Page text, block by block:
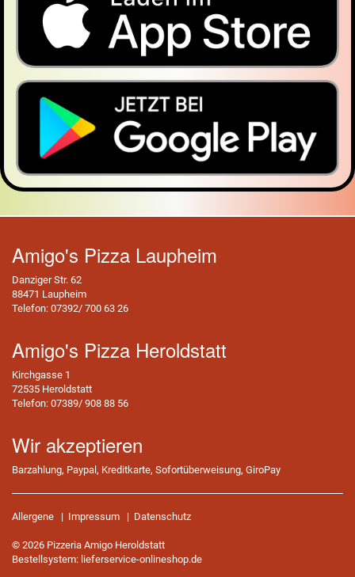
Amigo's Pizza Laupheim
Danziger Str. 62
88471 Laupheim
Telefon: 07392/ 700 63 26
Amigo's Pizza Heroldstatt
Kirchgasse 1
72535 Heroldstatt
Telefon: 07389/ 908 88 56
Wir akzeptieren
Barzahlung, Paypal, Kreditkarte, Sofortüberweisung, GiroPay
Allergene | Impressum | Datenschutz
© 2026 Pizzeria Amigo Heroldstatt
Bestellsystem: lieferservice-onlineshop.de